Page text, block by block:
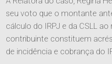
Família e
Ver
Entre
Trabalhe
seu voto que o montante
cálculo do IRPJ e da CSLL
contribuinte constituem
de incidência e cobrança do